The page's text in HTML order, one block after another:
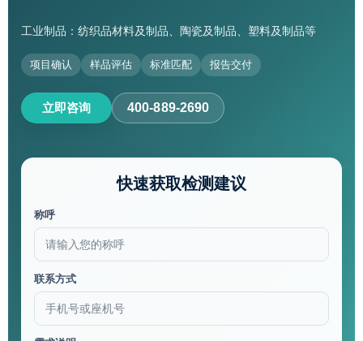
工业制品：纺织品材料及制品、陶瓷及制品、塑料及制品等
项目确认 样品评估 标准匹配 报告交付
立即咨询 400-889-2690
快速获取检测建议
称呼
联系方式